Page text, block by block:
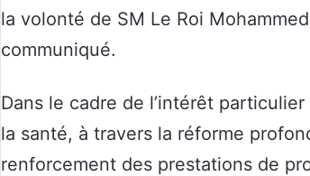
la volonté de SM Le Roi
communiqué.
Dans le cadre de l’intérêt
la santé, à travers la réforme
renforcement des prestations de